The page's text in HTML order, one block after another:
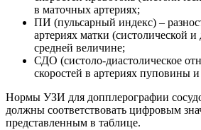
в маточных артериях;
ПИ (пульсарный индекс) –
артериях матки (систолической и
средней величине;
СДО (систоло-диастолическое
скоростей в артериях пуповины
Нормы УЗИ для допплерографии
должны соответствовать цифровым
представленным в таблице.